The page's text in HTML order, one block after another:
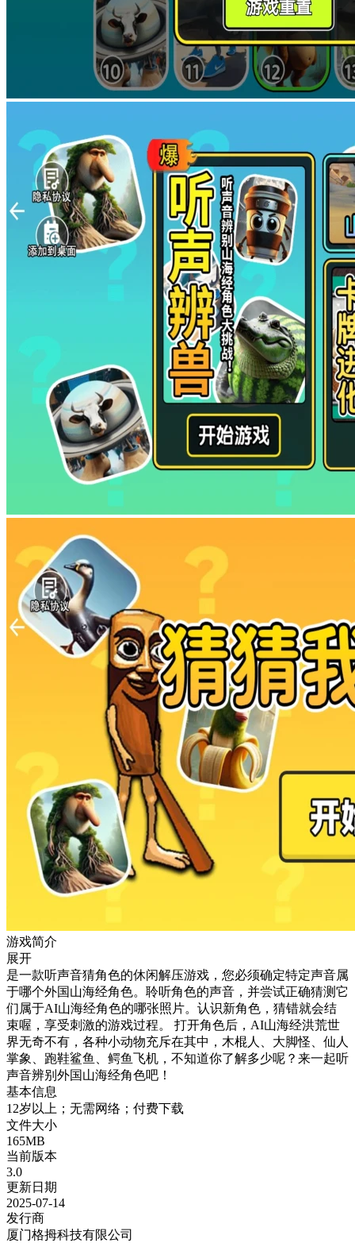
游戏简介
展开
是一款听声音猜角色的休闲解压游戏，您必须确定特定声音属
于哪个外国山海经角色。聆听角色的声音，并尝试正确猜测它
们属于AI山海经角色的哪张照片。认识新角色，猜错就会结
束喔，享受刺激的游戏过程。 打开角色后，AI山海经洪荒世
界无奇不有，各种小动物充斥在其中，木棍人、大脚怪、仙人
掌象、跑鞋鲨鱼、鳄鱼飞机，不知道你了解多少呢？来一起听
声音辨别外国山海经角色吧！
基本信息
12岁以上；无需网络；付费下载
文件大小
165MB
当前版本
3.0
更新日期
2025-07-14
发行商
厦门格拇科技有限公司